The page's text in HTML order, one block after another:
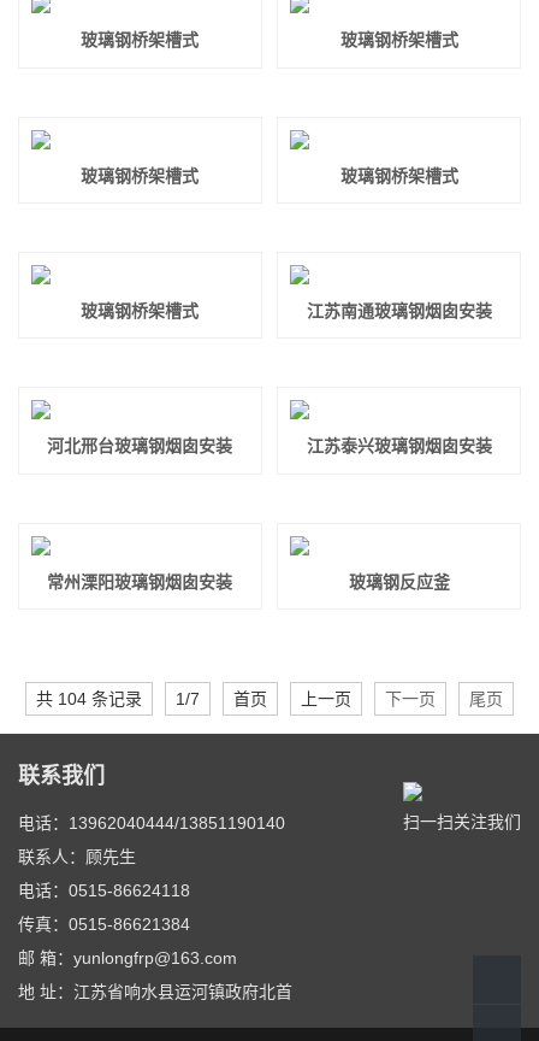
玻璃钢桥架槽式 玻璃钢桥架槽式
玻璃钢桥架槽式 玻璃钢桥架槽式
玻璃钢桥架槽式 江苏南通玻璃钢烟囱安装
河北邢台玻璃钢烟囱安装 江苏泰兴玻璃钢烟囱安装
常州溧阳玻璃钢烟囱安装 玻璃钢反应釜
共 104 条记录 1/7 首页 上一页 下一页 尾页
联系我们
电话：13962040444/13851190140
联系人：顾先生
电话：0515-86624118
传真：0515-86621384
邮 箱：yunlongfrp@163.com
地 址：江苏省响水县运河镇政府北首
扫一扫关注我们